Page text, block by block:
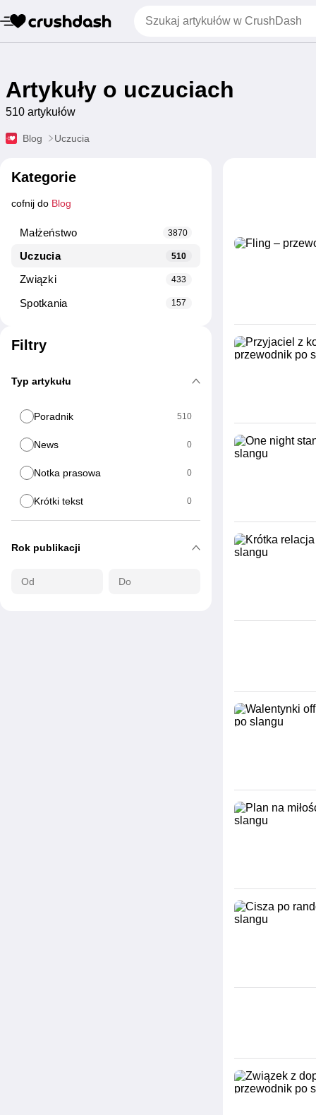
Artykuły o uczuciach
510 artykułów
Blog Uczucia
Kategorie
cofnij do Blog
Małżeństwo 3870
Uczucia 510
Związki 433
Spotkania 157
Filtry
Typ artykułu
Poradnik 510
News 0
Notka prasowa 0
Krótki tekst 0
Rok publikacji